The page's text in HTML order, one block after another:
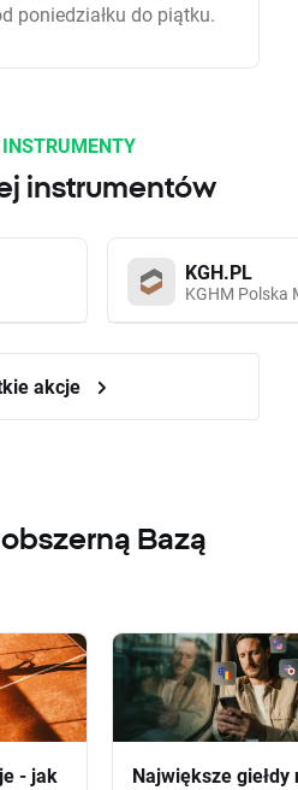
poniedziałku do piątku.
instrumentów
KGH.PL
KGHM Polska
akcje
Bazą
- jak
Największe giełdy